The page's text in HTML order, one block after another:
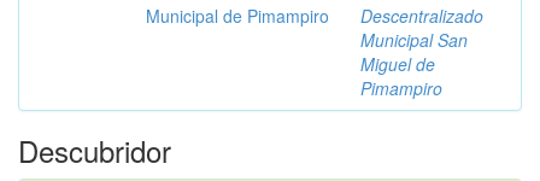
Municipal de Pimampiro
Descentralizado
Municipal San
Miguel de
Pimampiro
Descubridor